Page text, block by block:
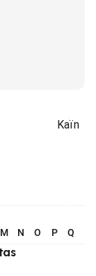
Kaïn
M N O P Q